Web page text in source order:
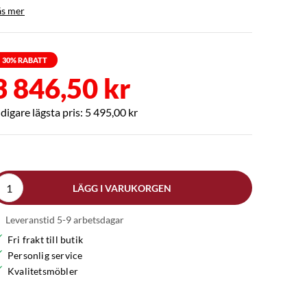
mer
30% RABATT
846,50 kr
5 495,00 kr
LÄGG I VARUKORGEN
Leveranstid 5-9 arbetsdagar
Fri frakt till butik
Personlig service
Kvalitetsmöbler